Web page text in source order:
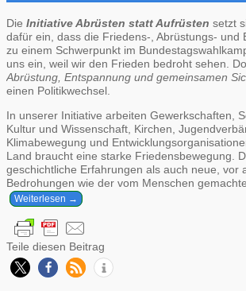
Die Initiative Abrüsten statt Aufrüsten setzt
dafür ein, dass die Friedens-, Abrüstungs- und
zu einem Schwerpunkt im
uns ein, weil wir den Frieden bedroht sehen.
Abrüstung, Entspannung und gemeinsamen
einen Politikwechsel.
In unserer Initiative arbeiten Gewerkschaften,
Kultur und Wissenschaft, Kirchen,
Klimabewegung und
Land braucht eine starke Friedensbewegung.
geschichtliche Erfahrungen als auch neue, vor
Bedrohungen wie der vom Menschen
Weiterlesen →
Teile diesen Beitrag